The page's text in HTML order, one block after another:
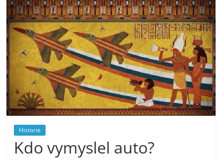
Historie
Kdo vymyslel auto?